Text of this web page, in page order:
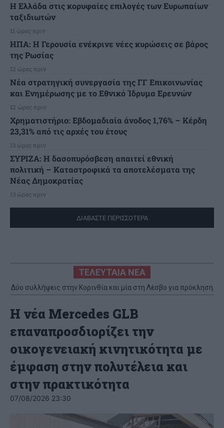
Η Ελλάδα στις κορυφαίες επιλογές των Ευρωπαίων
ταξιδιωτών
11 ώρες πριν
ΗΠΑ: Η Γερουσία ενέκρινε νέες κυρώσεις σε βάρος
της Ρωσίας
12 ώρες πριν
Νέα στρατηγική συνεργασία της ΓΓ Επικοινωνίας
και Ενημέρωσης με το Εθνικό Ίδρυμα Ερευνών
12 ώρες πριν
Χρηματιστήριο: Εβδομαδιαία άνοδος 1,76% – Κέρδη
23,31% από τις αρχές του έτους
13 ώρες πριν
ΣΥΡΙΖΑ: Η δασοπυρόσβεση απαιτεί εθνική
πολιτική – Καταστροφικά τα αποτελέσματα της
Νέας Δημοκρατίας
13 ώρες πριν
ΔΙΑΒΑΣΤΕ ΠΕΡΙΣΣΟΤΕΡΑ